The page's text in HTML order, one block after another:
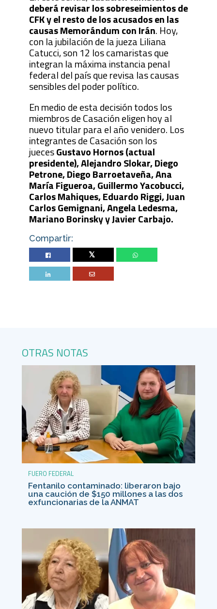
deberá revisar los sobreseimientos de
CFK y el resto de los acusados en las
causas Memorándum con Irán. Hoy,
con la jubilación de la jueza Liliana
Catucci, son 12 los camaristas que
integran la máxima instancia penal
federal del país que revisa las causas
sensibles del poder político.
En medio de esta decisión todos los
miembros de Casación eligen hoy al
nuevo titular para el año venidero. Los
integrantes de Casación son los
juecesGustavo Hornos (actual
presidente), Alejandro Slokar, Diego
Petrone, Diego Barroetaveña, Ana
María Figueroa, Guillermo Yacobucci,
Carlos Mahiques, Eduardo Riggi, Juan
Carlos Gemignani, Angela Ledesma,
Mariano Borinsky y Javier Carbajo.
Compartir:
Twitter
OTRAS NOTAS
FUERO FEDERAL
Fentanilo contaminado: liberaron bajo
una caución de $150 millones a las dos
exfuncionarias de la ANMAT